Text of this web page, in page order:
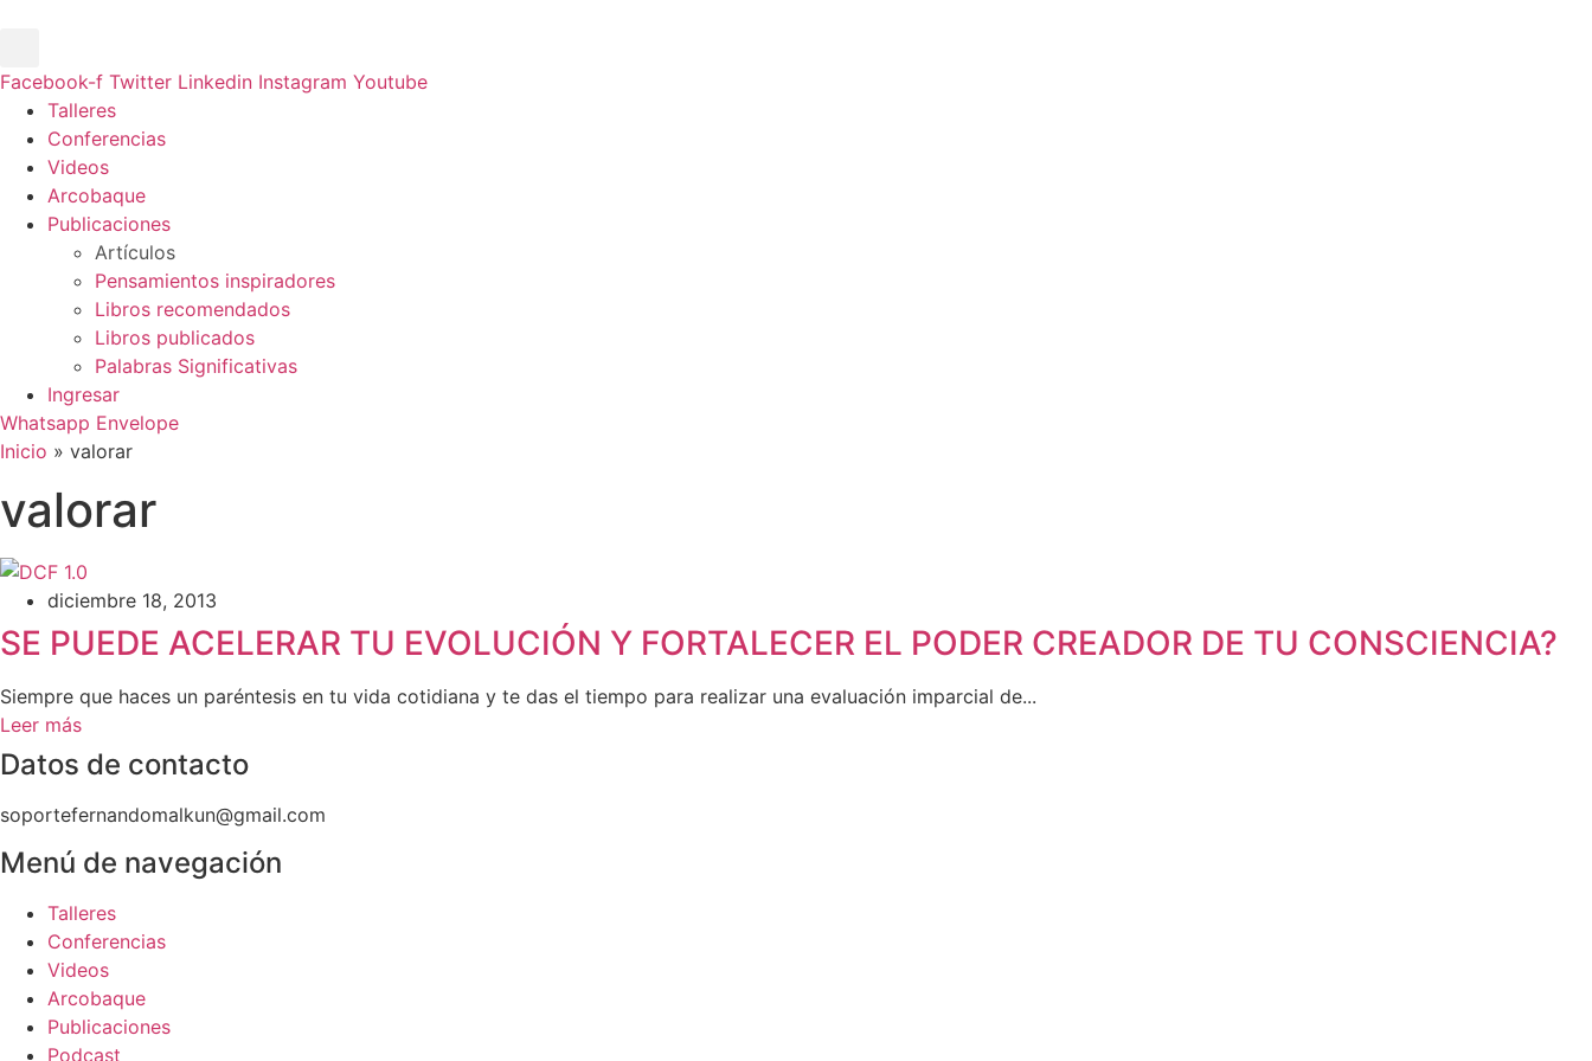
contenido
Facebook-f Twitter Linkedin Instagram Youtube
Main
Menu
Talleres
Conferencias
Videos
Arcobaque
Publicaciones
Artículos
Pensamientos inspiradores
Libros recomendados
Libros publicados
Palabras Significativas
Ingresar
Whatsapp Envelope
Inicio » valorar
valorar
diciembre 18, 2013
SE PUEDE ACELERAR TU EVOLUCIÓN Y FORTALECER EL PODER CREADOR DE TU CONSCIENCIA?
Siempre que haces un paréntesis en tu vida cotidiana y te das el tiempo para realizar una evaluación imparcial de...
Leer más
Datos de contacto
soportefernandomalkun@gmail.com
Menú de navegación
Talleres
Conferencias
Videos
Arcobaque
Publicaciones
Podcast